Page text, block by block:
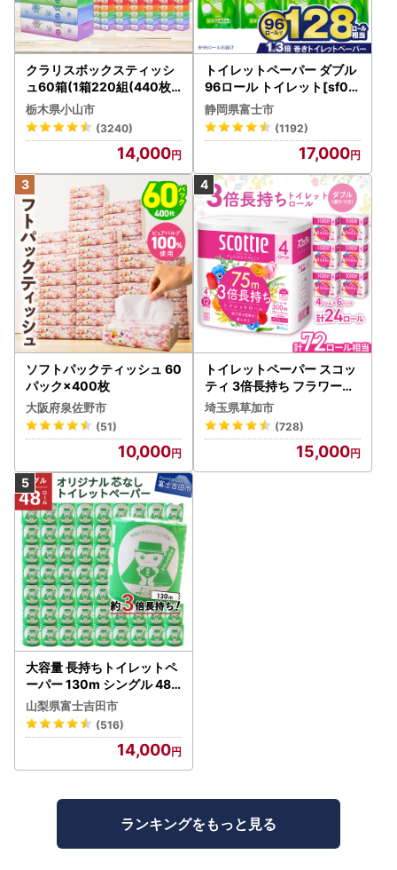
クラリスボックスティッシ
ュ60箱(1箱220組(440枚))
(5個入り×12セット)【配送
不可地域：離島・沖縄県】
【1256759】
栃木県小山市
(3240)
14,000
トイレットペーパー ダブル
96ロール トイレット[sf00
1-012]
静岡県富士市
(1192)
17,000
ソフトパックティッシュ 60
パック×400枚
大阪府泉佐野市
(51)
10,000
トイレットペーパー スコッ
ティ 3倍長持ち フラワーパ
ック 4ロール×6P
埼玉県草加市
(728)
15,000
大容量 長持ちトイレットペ
ーパー 130m シングル 48R
芯なし 3倍巻 トイレット
山梨県富士吉田市
(516)
14,000
ランキングをもっと見る